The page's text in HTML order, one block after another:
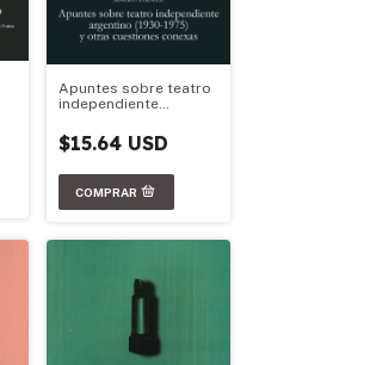
Apuntes sobre teatro
independiente
y otras cuestiones
conexas
$15.64 USD